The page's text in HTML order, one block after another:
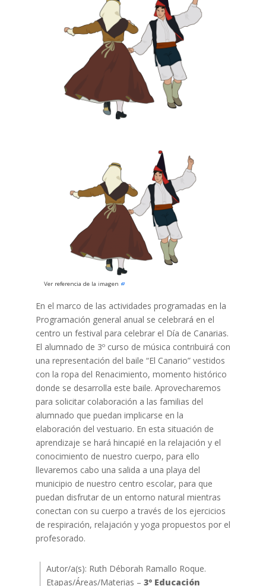
Ver referencia de la imagen
En el marco de las actividades programadas en la
Programación general anual se celebrará en el
centro un festival para celebrar el Día de Canarias.
El alumnado de 3º curso de música contribuirá con
una representación del baile “El Canario” vestidos
con la ropa del Renacimiento, momento histórico
donde se desarrolla este baile. Aprovecharemos
para solicitar colaboración a las familias del
alumnado que puedan implicarse en la
elaboración del vestuario. En esta situación de
aprendizaje se hará hincapié en la relajación y el
conocimiento de nuestro cuerpo, para ello
llevaremos cabo una salida a una playa del
municipio de nuestro centro escolar, para que
puedan disfrutar de un entorno natural mientras
conectan con su cuerpo a través de los ejercicios
de respiración, relajación y yoga propuestos por el
profesorado.
Autor/a(s): Ruth Déborah Ramallo Roque.
Etapas/Áreas/Materias – 3º Educación